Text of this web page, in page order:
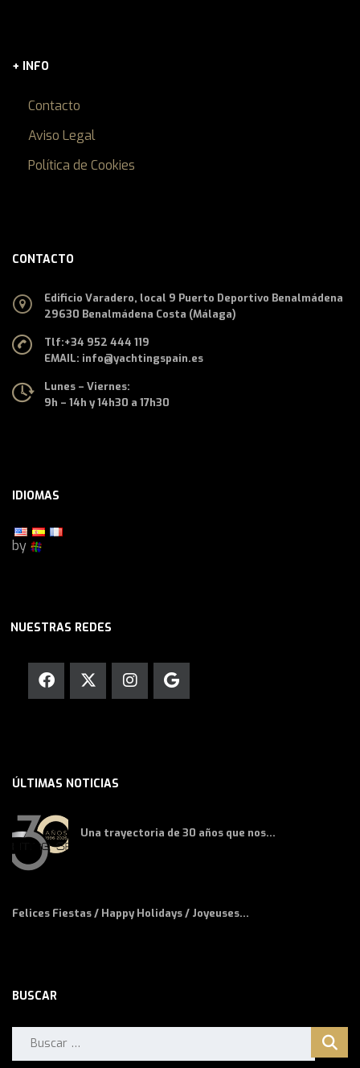
+ INFO
Contacto
Aviso Legal
Política de Cookies
CONTACTO
Edificio Varadero, local 9 Puerto Deportivo Benalmádena
29630 Benalmádena Costa (Málaga)
Tlf:+34 952 444 119
EMAIL: info@yachtingspain.es
Lunes – Viernes:
9h – 14h y 14h30 a 17h30
IDIOMAS
by
NUESTRAS REDES
ÚLTIMAS NOTICIAS
Una trayectoria de 30 años que nos...
Felices Fiestas / Happy Holidays / Joyeuses...
BUSCAR
Buscar: